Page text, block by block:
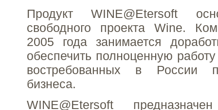
Продукт WINE@Etersoft
свободного проекта Wine.
2005 года занимается
обеспечить полноценную
востребованных в России
бизнеса.
WINE@Etersoft